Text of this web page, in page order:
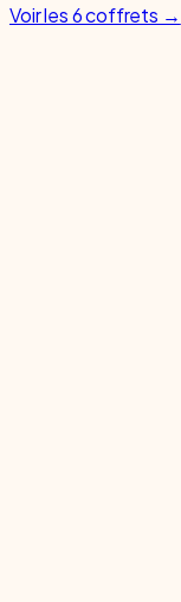
Voir les 6 coffrets →